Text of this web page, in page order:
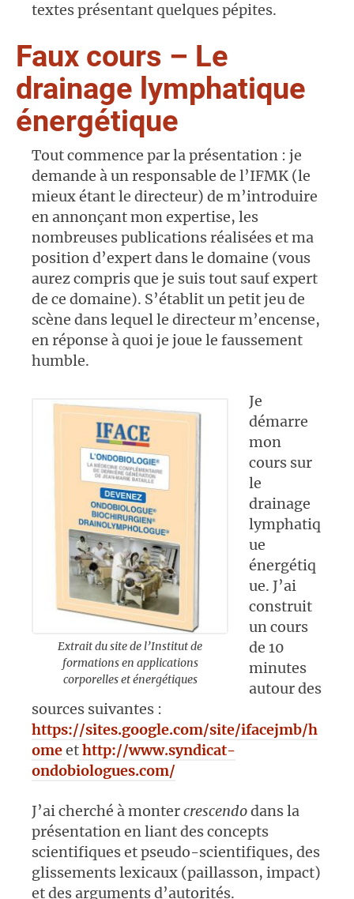
textes présentant quelques pépites.
Faux cours – Le
drainage lymphatique
énergétique
Tout commence par la présentation : je
demande à un responsable de l’IFMK (le
mieux étant le directeur) de m’introduire
en annonçant mon expertise, les
nombreuses publications réalisées et ma
position d’expert dans le domaine (vous
aurez compris que je suis tout sauf expert
de ce domaine). S’établit un petit jeu de
scène dans lequel le directeur m’encense,
en réponse à quoi je joue le faussement
humble.
Extrait du site de l’Institut de
formations en applications
corporelles et énergétiques
Je
démarre
mon
cours sur
le
drainage
lymphatiq
ue
énergétiq
ue. J’ai
construit
un cours
de 10
minutes
autour des
sources suivantes :
https://sites.google.com/site/ifacejmb/h
omeethttp://www.syndicat-
ondobiologues.com/
J’ai cherché à montercrescendodans la
présentation en liant des concepts
scientifiques et pseudo-scientifiques, des
glissements lexicaux (paillasson, impact)
et des arguments d’autorités.